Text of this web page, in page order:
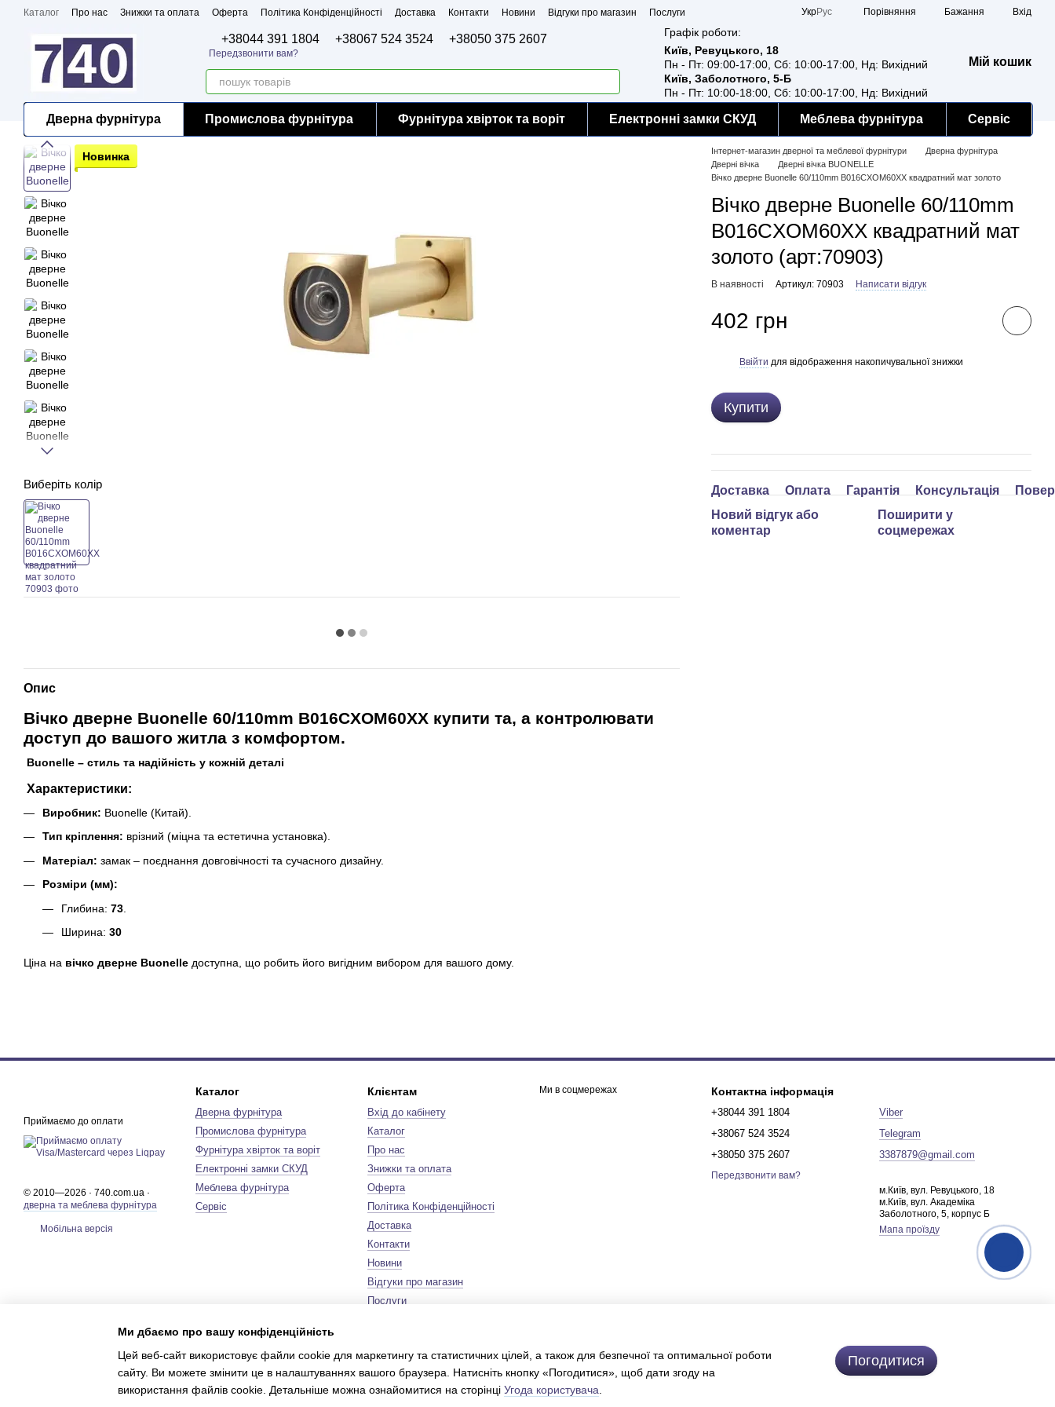
Перейти до основного контенту
Каталог Про нас Знижки та оплата Оферта Політика Конфіденційності Доставка Контакти Новини Відгуки про магазин
Послуги
УкрРус Порівняння Бажання Вхід
+38044 391 1804 +38067 524 3524 +38050 375 2607
Передзвонити вам?
Графік роботи:
Київ, Ревуцького, 18
Пн - Пт: 09:00-17:00, Сб: 10:00-17:00, Нд: Вихідний
Київ, Заболотного, 5-Б
Пн - Пт: 10:00-18:00, Сб: 10:00-17:00, Нд: Вихідний
Мій кошик
Дверна фурнітура Промислова фурнітура Фурнітура хвірток та воріт Електронні замки СКУД Меблева фурнітура Сервіс
Новинка
Виберіть колір
Опис
Вічко дверне Buonelle 60/110mm B016CXOM60XX купити та, а контролювати
доступ до вашого житла з комфортом.
Buonelle – стиль та надійність у кожній деталі
Характеристики:
Виробник: Buonelle (Китай).
Тип кріплення: врізний (міцна та естетична установка).
Матеріал: замак – поєднання довговічності та сучасного дизайну.
Розміри (мм):
Глибина: 73
Ширина: 30
Ціна на вічко дверне Buonelle доступна, що робить його вигідним вибором для вашого дому.
Інтернет-магазин дверної та меблевої фурнітури
Дверна фурнітура
Дверні вічка
Дверні вічка BUONELLE
Вічко дверне Buonelle 60/110mm B016CXOM60XX квадратний мат золото
Вічко дверне Buonelle 60/110mm
B016CXOM60XX квадратний мат
золото (арт:70903)
В наявності Артикул: 70903 Написати відгук
402 грн
Ввійти для відображення накопичувальної знижки
Купити
Доставка Оплата Гарантія Консультація
Новий відгук або
коментар
Поширити у
соцмережах
Приймаємо до оплати
© 2010—2026 · 740.com.ua ·
дверна та меблева фурнітура
Мобільна версія
Каталог
Дверна фурнітура
Промислова фурнітура
Фурнітура хвірток та воріт
Електронні замки СКУД
Меблева фурнітура
Сервіс
Клієнтам
Вхід до кабінету
Каталог
Про нас
Знижки та оплата
Оферта
Політика Конфіденційності
Доставка
Контакти
Новини
Відгуки про магазин
Послуги
Сертифікати
Ми в соцмережах
Інтернет-магазин створений з
Контактна інформація
+38044 391 1804
+38067 524 3524
+38050 375 2607
Передзвонити вам?
Viber
Telegram
3387879@gmail.com
м.Київ, вул. Ревуцького, 18
м.Київ, вул. Академіка
Заболотного, 5, корпус Б
Мапа проїзду
Ми дбаємо про вашу конфіденційність
Цей веб-сайт використовує файли cookie для маркетингу та статистичних цілей, а також для безпечної та оптимальної роботи
сайту. Ви можете змінити це в налаштуваннях вашого браузера. Натисніть кнопку «Погодитися», щоб дати згоду на
використання файлів cookie. Детальніше можна ознайомитися на сторінці Угода користувача
Погодитися